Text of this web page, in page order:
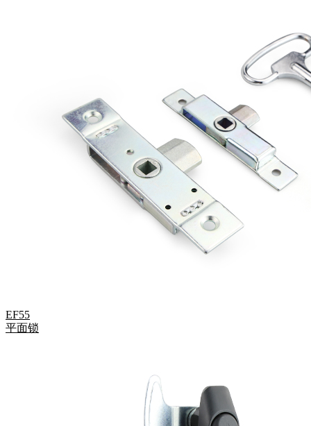
EF55
平面锁